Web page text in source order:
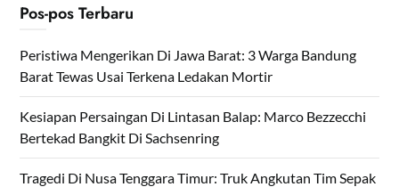
Pos-pos Terbaru
Peristiwa Mengerikan Di Jawa Barat: 3 Warga Bandung
Barat Tewas Usai Terkena Ledakan Mortir
Kesiapan Persaingan Di Lintasan Balap: Marco Bezzecchi
Bertekad Bangkit Di Sachsenring
Tragedi Di Nusa Tenggara Timur: Truk Angkutan Tim Sepak